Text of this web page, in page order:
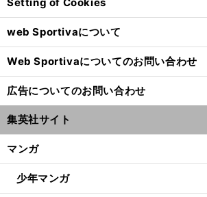
web Sportivaについて
Web Sportivaについてのお問い合わせ
広告についてのお問い合わせ
集英社サイト
マンガ
少年マンガ